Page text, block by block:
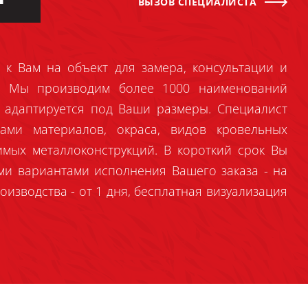
Вам на объект для замера, консультации и
Мы производим более 1000 наименований
под Ваши размеры. Специалист
материалов, окраса, видов кровельных
металлоконструкций. В короткий срок Вы
вариантами исполнения Вашего заказа - на
- от 1 дня, бесплатная визуализация